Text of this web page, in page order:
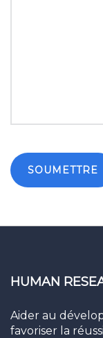
HUMAN
Aider au
favoriser la